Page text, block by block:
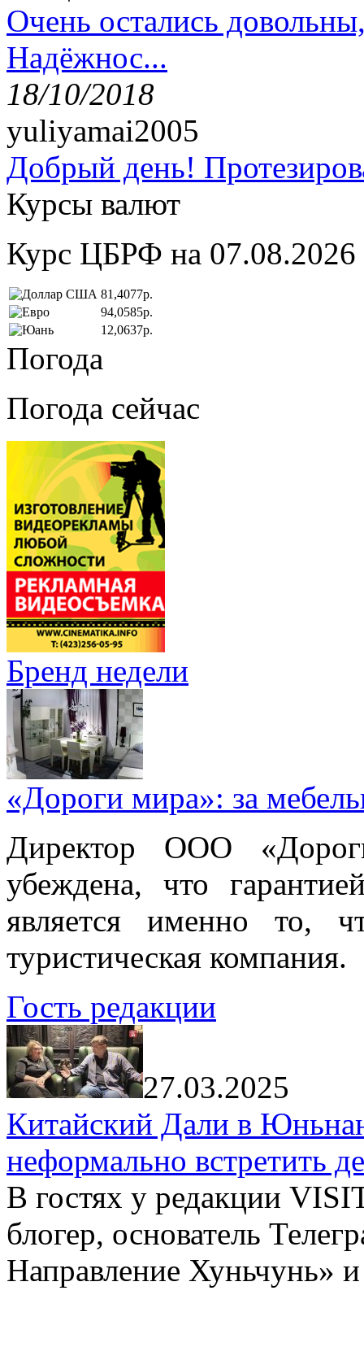
Очень остались
Надёжнос...
18/10/2018
yuliyamai2005
Добрый день!
Курсы валют
Курс ЦБРФ на 07.08.2026
81,4077р.
94,0585р.
12,0637р.
Погода
Погода сейчас
Бренд недели
«Дороги мира»: за
Директор ООО
убеждена, что
является именно то,
туристическая компания.
Гость редакции
27.03.2025
Китайский Дали в
неформально встретить
В гостях у редакции
блогер, основатель
Направление Хуньчунь»